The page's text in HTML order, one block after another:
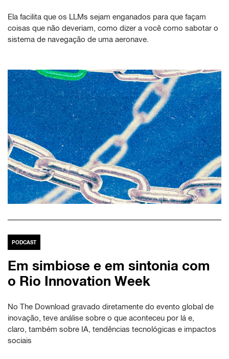
Ela facilita que os LLMs sejam enganados para que façam
coisas que não deveriam, como dizer a você como sabotar o
sistema de navegação de uma aeronave.
PODCAST
Em simbiose e em sintonia com
o Rio Innovation Week
No The Download gravado diretamente do evento global de
inovação, teve análise sobre o que aconteceu por lá e,
claro, também sobre IA, tendências tecnológicas e impactos
sociais